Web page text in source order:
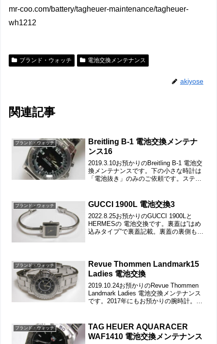
mr-coo.com/battery/tagheuer-maintenance/tagheuer-
wh1212
ブランド・ウォッチ 電池交換メンテナンス
akiyose
関連記事
ブランド・ウォッチ
Breitling B-1 電池交換メンテナ
ンス16
2019.3.10お預かりのBreitling B-1 電池交
換メンテナンスです。下の小さな時計は
「電池抜き」のみのご依頼です。ステン
位置をチェックします。バックルの汚
ブランド・ウォッチ GUCCI 1900L 電池交換3
2022.8.25お預かりのGUCCI 1900Lと
HERMESの 電池交換です。裏蓋は”はめ
込みタイプ”で裏蓋記載。裏蓋の裏側もチ
を...
ブランド・ウォッチ
Revue Thommen Landmark15
Ladies 電池交換
2019.10.24お預かりのRevue Thommen
Landmark Ladies 電池交換メンテナンス
です。2017年にもお預かりの腕時計。竜
整位置をチェックし...
ブランド・ウォッチ
TAG HEUER AQUARACER
WAF1410 電池交換メンテナンス